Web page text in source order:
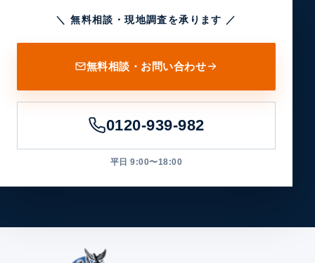
＼ 無料相談・現地調査を承ります ／
無料相談・お問い合わせ
0120-939-982
平日 9:00〜18:00